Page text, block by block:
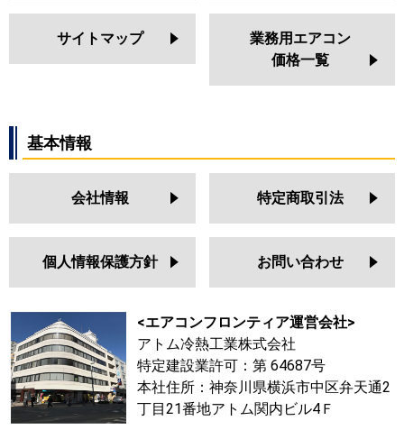
サイトマップ
業務用エアコン
価格一覧
基本情報
会社情報 特定商取引法
個人情報保護方針 お問い合わせ
<エアコンフロンティア運営会社>
アトム冷熱工業株式会社
特定建設業許可：第 64687号
本社住所：神奈川県横浜市中区弁天通2
丁目21番地アトム関内ビル4Ｆ